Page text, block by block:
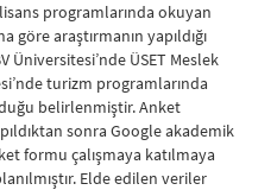
programlarında okuyan
araştırmanın yapıldığı
Üniversitesi’nde ÜSET Meslek
turizm programlarında
belirlenmiştir. Anket
sonra Google akademik
formu çalışmaya katılmaya
Elde edilen veriler